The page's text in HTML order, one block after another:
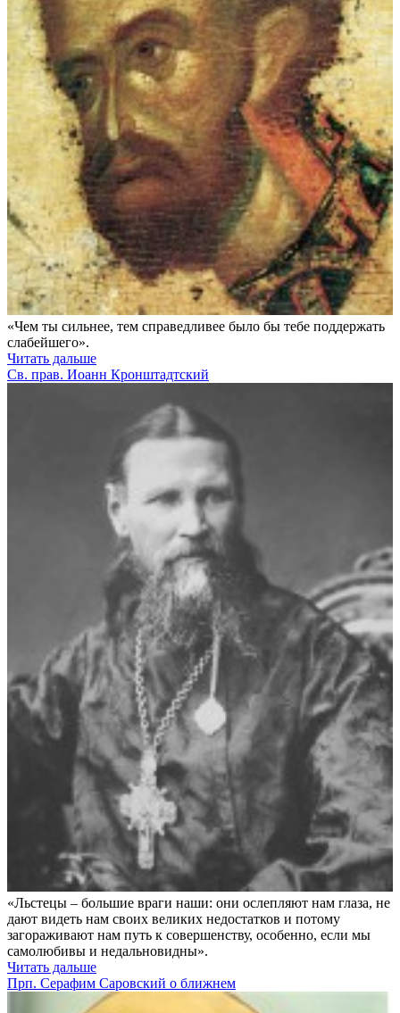
«Чем ты сильнее, тем справедливее было бы тебе поддержать
слабейшего».
Читать дальше
Св. прав. Иоанн Кронштадтский
«Льстецы – большие враги наши: они ослепляют нам глаза, не
дают видеть нам своих великих недостатков и потому
загораживают нам путь к совершенству, особенно, если мы
самолюбивы и недальновидны».
Читать дальше
Прп. Серафим Саровский о ближнем